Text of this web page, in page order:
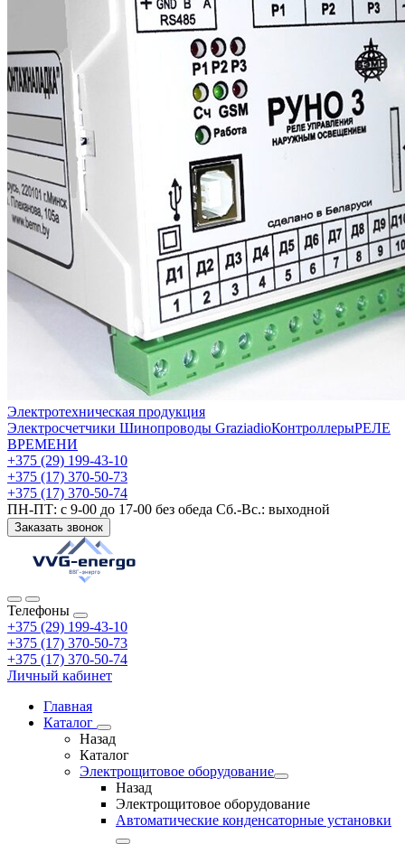
Электротехническая продукция
Электросчетчики Шинопроводы GraziadioКонтроллерыРЕЛЕ
ВРЕМЕНИ
+375 (29) 199-43-10
+375 (17) 370-50-73
+375 (17) 370-50-74
ПН-ПТ: с 9-00 до 17-00 без обеда Сб.-Вс.: выходной
Заказать звонок
Телефоны
+375 (29) 199-43-10
+375 (17) 370-50-73
+375 (17) 370-50-74
Личный кабинет
Главная
Каталог
Назад
Каталог
Электрощитовое оборудование
Назад
Электрощитовое оборудование
Автоматические конденсаторные установки